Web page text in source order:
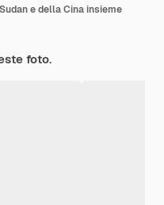
e della Cina insieme
foto.